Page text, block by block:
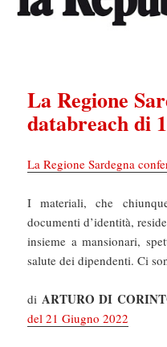
La Regione
databreach di
La Regione Sardegna
I materiali, che
documenti d’identità,
insieme a mansionari,
salute dei dipendenti. Ci
di ARTURO DI
del 21 Giugno 2022